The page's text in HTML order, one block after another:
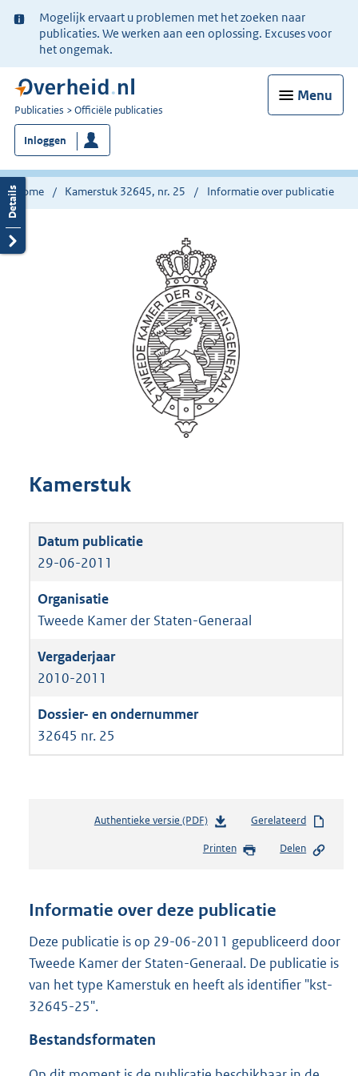
Ter
informatie:
Mogelijk ervaart u problemen met het zoeken naar
publicaties. We werken aan een oplossing. Excuses voor
het ongemak.
Menu
U
bent
nu
hier:
Publicaties Officiële publicaties
Inloggen
Home Kamerstuk 32645, nr. 25 Informatie over publicatie
Kamerstuk
29-06-2011
Tweede Kamer der Staten-Generaal
2010-2011
32645 nr. 25
Authentieke versie (PDF)b
s
n
s
r
o
:
Gerelateerd
Printen Delen
Informatie over deze publicatie
Deze publicatie is op 29-06-2011 gepubliceerd door
Tweede Kamer der Staten-Generaal. De publicatie is
van het type Kamerstuk en heeft als identifier "kst-
32645-25".
Bestandsformaten